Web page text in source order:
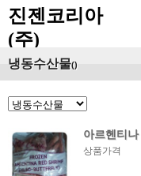
진젠코리아
(주)
냉동수산물()
아르헨티
상품가격